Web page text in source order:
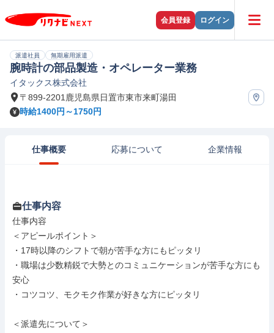
会員登録 ログイン
派遣社員 無期雇用派遣
腕時計の部品製造・オペレーター業務
イタックス株式会社
〒899-2201鹿児島県日置市東市来町湯田
時給1400円～1750円
仕事概要 応募について 企業情報
仕事内容
仕事内容
＜アピールポイント＞
・17時以降のシフトで朝が苦手な方にもピッタリ
・職場は少数精鋭で大勢とのコミュニケーションが苦手な方にも
安心
・コツコツ、モクモク作業が好きな方にピッタリ
＜派遣先について＞